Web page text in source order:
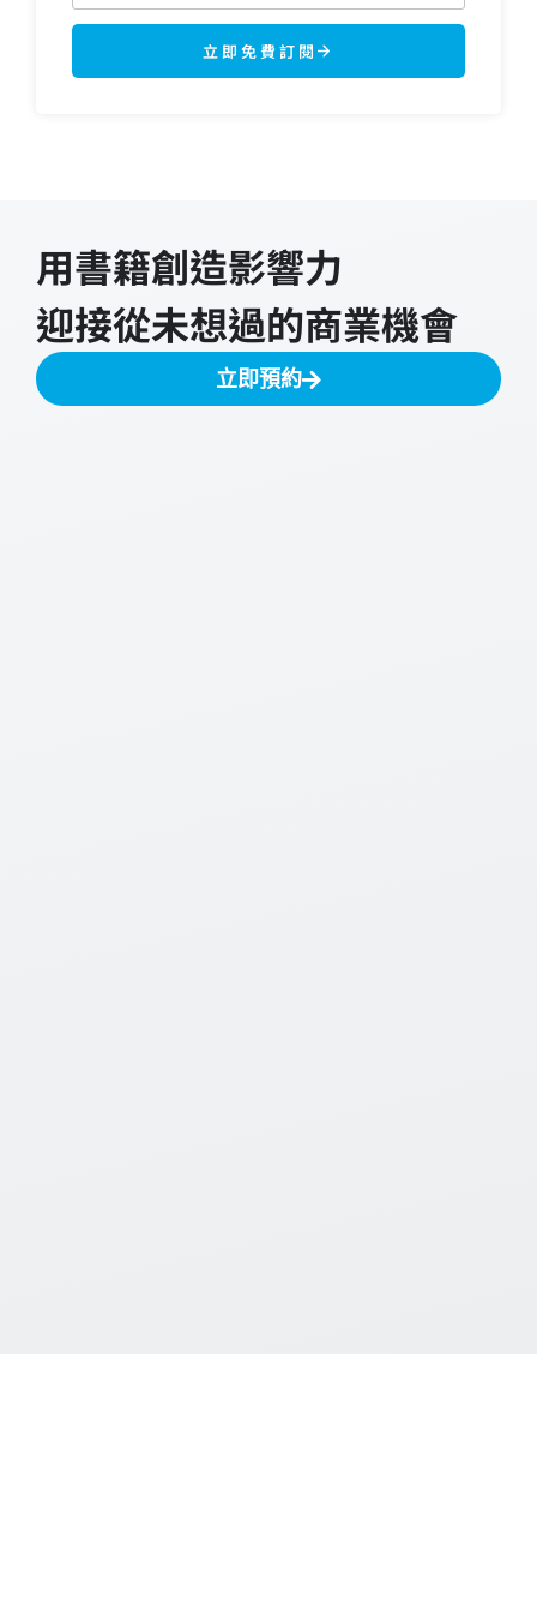
立即免費訂閱
用書籍創造影響力
迎接從未想過的商業機會
立即預約